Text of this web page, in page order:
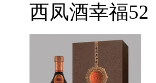
西凤酒幸福52